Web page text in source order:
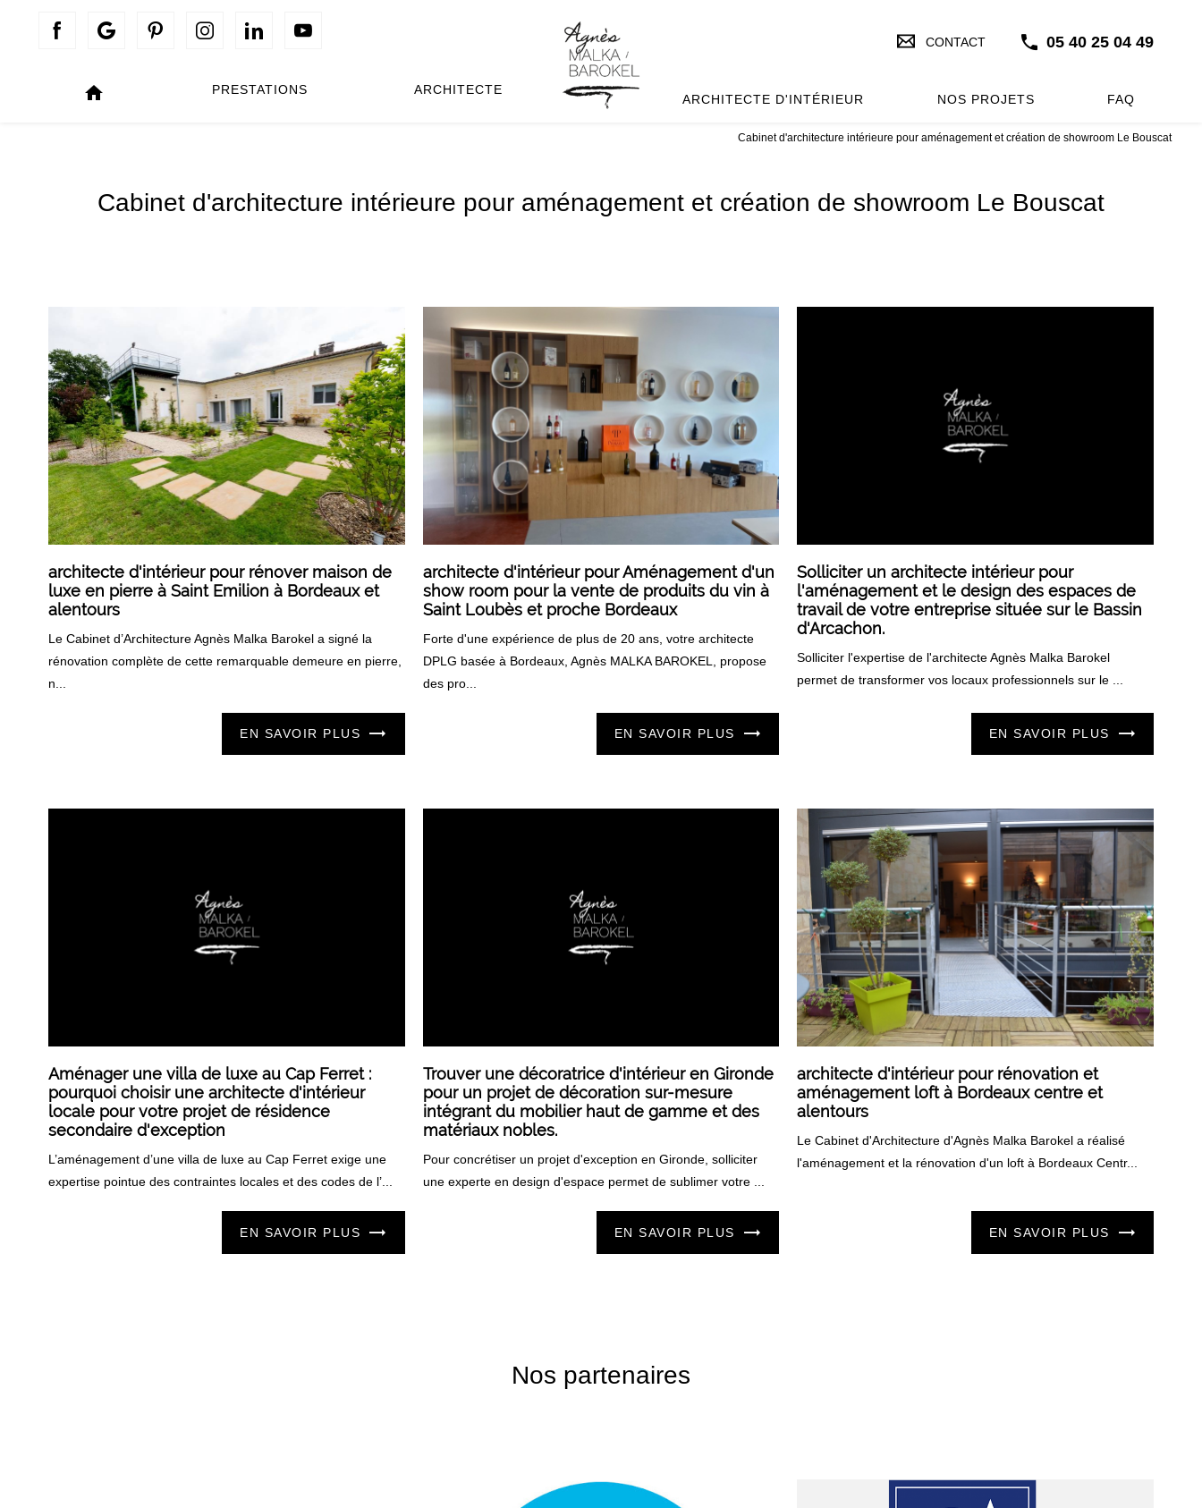
home PRESTATIONS ARCHITECTE
CONTACT 05 40 25 04 49
ARCHITECTE D'INTÉRIEUR NOS PROJETS FAQ
Cabinet d'architecture intérieure pour aménagement et création de showroom Le Bouscat
Cabinet d'architecture intérieure pour aménagement et création de showroom Le Bouscat
architecte d'intérieur pour rénover maison de
luxe en pierre à Saint Emilion à Bordeaux et
alentours
Le Cabinet d’Architecture Agnès Malka Barokel a signé la
rénovation complète de cette remarquable demeure en pierre,
n...
EN SAVOIR PLUS
architecte d'intérieur pour Aménagement d'un
show room pour la vente de produits du vin à
Saint Loubès et proche Bordeaux
Forte d'une expérience de plus de 20 ans, votre architecte
DPLG basée à Bordeaux, Agnès MALKA BAROKEL, propose
des pro...
EN SAVOIR PLUS
Solliciter un architecte intérieur pour
l'aménagement et le design des espaces de
travail de votre entreprise située sur le Bassin
d'Arcachon.
Solliciter l'expertise de l'architecte Agnès Malka Barokel
permet de transformer vos locaux professionnels sur le ...
EN SAVOIR PLUS
Aménager une villa de luxe au Cap Ferret :
pourquoi choisir une architecte d'intérieur
locale pour votre projet de résidence
secondaire d'exception
L’aménagement d’une villa de luxe au Cap Ferret exige une
expertise pointue des contraintes locales et des codes de l’...
EN SAVOIR PLUS
Trouver une décoratrice d'intérieur en Gironde
pour un projet de décoration sur-mesure
intégrant du mobilier haut de gamme et des
matériaux nobles.
Pour concrétiser un projet d'exception en Gironde, solliciter
une experte en design d'espace permet de sublimer votre ...
EN SAVOIR PLUS
architecte d'intérieur pour rénovation et
aménagement loft à Bordeaux centre et
alentours
Le Cabinet d'Architecture d'Agnès Malka Barokel a réalisé
l'aménagement et la rénovation d'un loft à Bordeaux Centr...
EN SAVOIR PLUS
Nos partenaires